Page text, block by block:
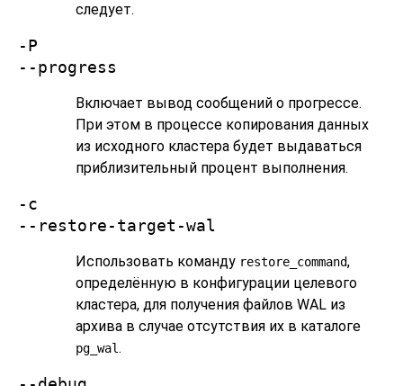
следует.
-P
--progress
Включает вывод сообщений о прогрессе.
При этом в процессе копирования данных
из исходного кластера будет выдаваться
приблизительный процент выполнения.
-c
--restore-target-wal
Использовать команду restore_command,
определённую в конфигурации целевого
кластера, для получения файлов WAL из
архива в случае отсутствия их в каталоге
pg_wal.